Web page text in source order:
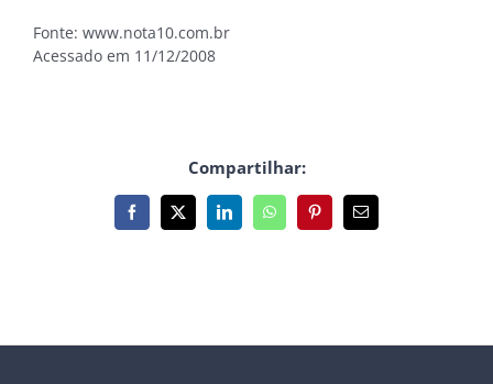
Fonte: www.nota10.com.br
Acessado em 11/12/2008
Compartilhar:
Facebook
X LinkedInWhatsAppPinterest
E-
mail